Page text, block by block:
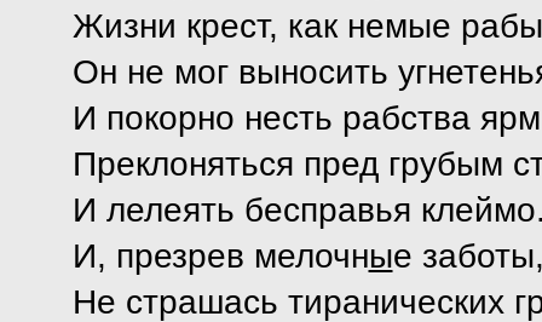
Жизни крест, как немые
Он не мог выносить
И покорно несть рабства
Преклоняться пред грубым
И лелеять бесправья
И, презрев мелочные
Не страшась тиранических